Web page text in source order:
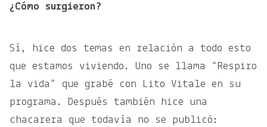
¿Cómo surgieron?
Sí, hice dos temas en relación a todo esto
que estamos viviendo. Uno se llama “Respiro
la vida” que grabé con Lito Vitale en su
programa. Después también hice una
chacarera que todavía no se publicó: